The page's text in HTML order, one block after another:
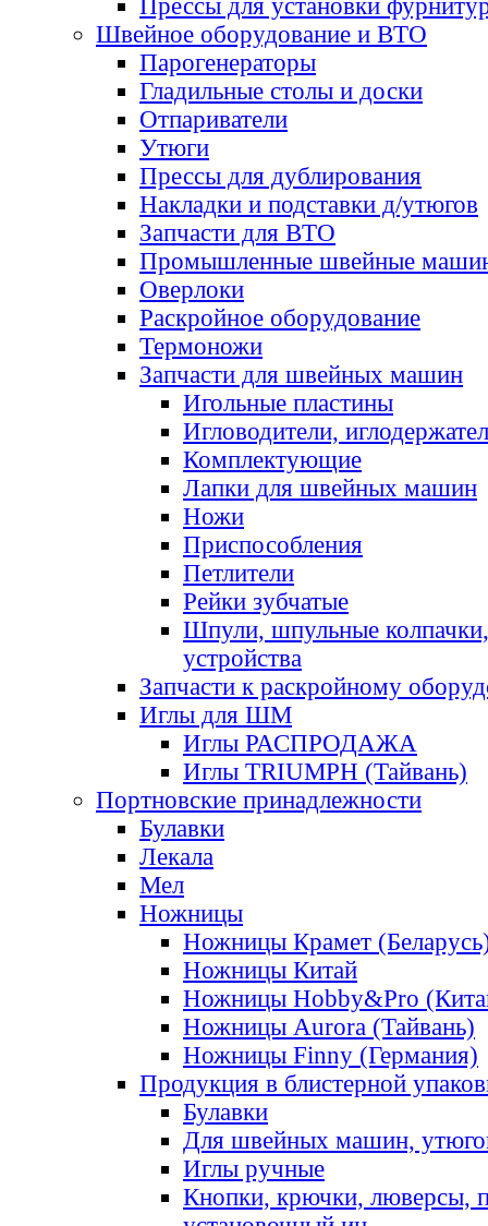
Прессы для установки
Швейное оборудование и ВТО
Парогенераторы
Гладильные столы и доски
Отпариватели
Утюги
Прессы для дублирования
Накладки и подставки д/утюгов
Запчасти для ВТО
Промышленные швейные
Оверлоки
Раскройное оборудование
Термоножи
Запчасти для швейных машин
Игольные пластины
Игловодители,
Комплектующие
Лапки для швейных машин
Ножи
Приспособления
Петлители
Рейки зубчатые
Шпули, шпульные
устройства
Запчасти к раскройному
Иглы для ШМ
Иглы РАСПРОДАЖА
Иглы TRIUMPH (Тайвань)
Портновские принадлежности
Булавки
Лекала
Мел
Ножницы
Ножницы Крамет
Ножницы Китай
Ножницы Hobby&Pro
Ножницы Aurora (Тайвань)
Ножницы Finny (Германия)
Продукция в блистерной
Булавки
Для швейных машин,
Иглы ручные
Кнопки, крючки, люверсы,